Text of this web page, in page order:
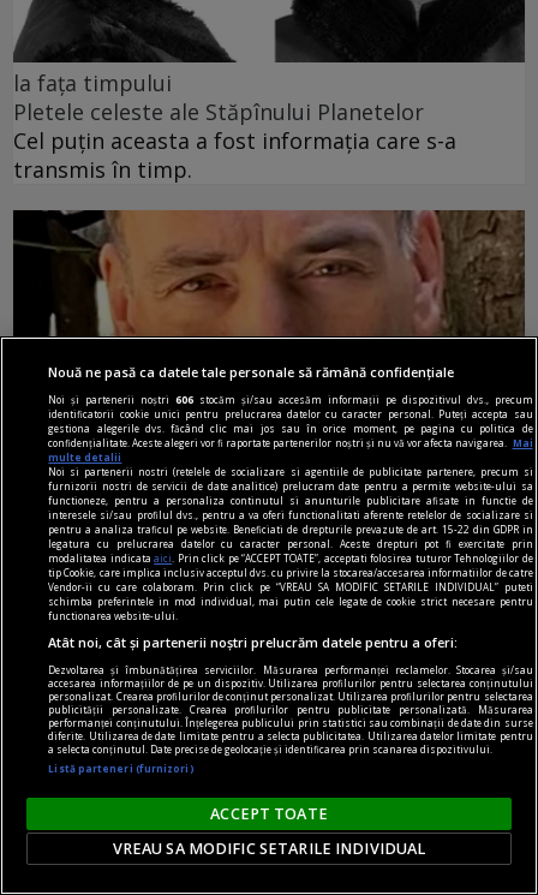
la fața timpului
Pletele celeste ale Stăpînului Planetelor
Cel puţin aceasta a fost informaţia care s-a
transmis în timp.
un sport la răsărit
Echipa națională de fotbal a României se află
acum pe locul 45 în clasamentul FIFA. E bine, e
rău? Are vreo relevanță?
Chiar, ce vă naște fluturi în stomac azi, cînd vă
gîndiți la România?
Radu NAUM
Parteneri
Nouă ne pasă ca datele tale personale să rămână confidențiale
Noi și partenerii noștri606 stocăm și/sau accesăm informații pe dispozitivul dvs., precum
identificatorii cookie unici pentru prelucrarea datelor cu caracter personal. Puteți accepta sau
gestiona alegerile dvs. făcând clic mai jos sau în orice moment, pe pagina cu politica de
confidențialitate. Aceste alegeri vor fi raportate partenerilor noștri și nu vă vor afecta navigarea.
Mai
multe detalii
Noi si partenerii nostri (retelele de socializare si agentiile de publicitate partenere, precum si
furnizorii nostri de servicii de date analitice) prelucram date pentru a permite website-ului sa
functioneze, pentru a personaliza continutul si anunturile publicitare afisate in functie de
interesele si/sau profilul dvs., pentru a va oferi functionalitati aferente retelelor de socializare si
pentru a analiza traficul pe website. Beneficiati de drepturile prevazute de art. 15-22 din GDPR in
legatura cu prelucrarea datelor cu caracter personal. Aceste drepturi pot fi exercitate prin
modalitatea indicataaici
. Prin click pe “ACCEPT TOATE”, acceptati folosirea tuturor Tehnologiilor de
tip Cookie, care implica inclusiv acceptul dvs. cu privire la stocarea/accesarea informatiilor de catre
Vendor-ii cu care colaboram. Prin click pe “VREAU SA MODIFIC SETARILE INDIVIDUAL” puteti
schimba preferintele in mod individual, mai putin cele legate de cookie strict necesare pentru
functionarea website-ului.
Atât noi, cât și partenerii noștri prelucrăm datele pentru a oferi:
Dezvoltarea și îmbunătățirea serviciilor. Măsurarea performanței reclamelor. Stocarea și/sau
accesarea informațiilor de pe un dispozitiv. Utilizarea profilurilor pentru selectarea conținutului
personalizat. Crearea profilurilor de conținut personalizat. Utilizarea profilurilor pentru selectarea
publicității personalizate. Crearea profilurilor pentru publicitate personalizată. Măsurarea
performanței conținutului. Înțelegerea publicului prin statistici sau combinații de date din surse
diferite. Utilizarea de date limitate pentru a selecta publicitatea. Utilizarea datelor limitate pentru
a selecta conținutul. Date precise de geolocație și identificarea prin scanarea dispozitivului.
Listă parteneri (furnizori)
ACCEPT TOATE
VREAU SA MODIFIC SETARILE INDIVIDUAL